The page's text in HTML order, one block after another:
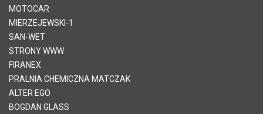
MOTOCAR
MIERZEJEWSKI-1
SAN-WET
STRONY WWW
FIRANEX
PRALNIA CHEMICZNA MATCZAK
ALTER EGO
BOGDAN GLASS